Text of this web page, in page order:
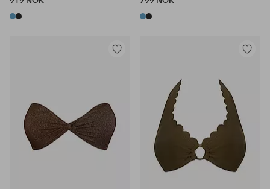
Legg
Legg